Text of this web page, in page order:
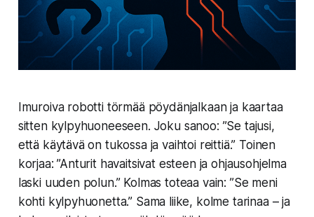
Imuroiva robotti törmää pöydänjalkaan ja kaartaa
sitten kylpyhuoneeseen. Joku sanoo: ”Se tajusi,
että käytävä on tukossa ja vaihtoi reittiä.” Toinen
korjaa: ”Anturit havaitsivat esteen ja ohjausohjelma
laski uuden polun.” Kolmas toteaa vain: ”Se meni
kohti kylpyhuonetta.” Sama liike, kolme tarinaa – ja